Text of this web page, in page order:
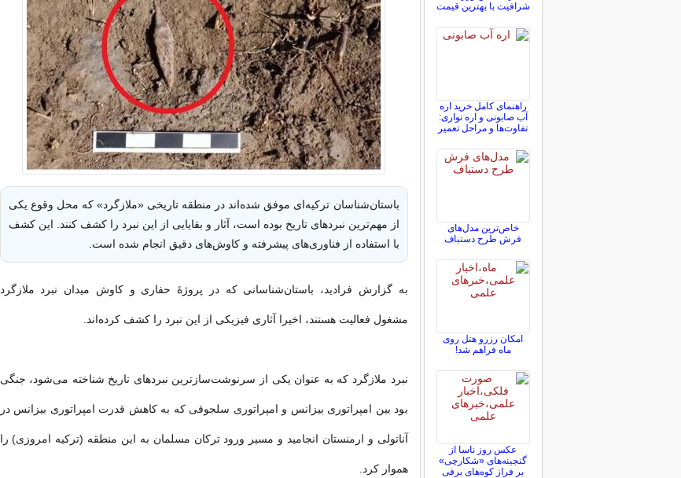
باستان‌شناسان ترکیه‌ای موفق شده‌اند در منطقه تاریخی «ملازگرد» که محل وقوع یکی
از مهم‌ترین نبردهای تاریخ بوده است، آثار و بقایایی از این نبرد را کشف کنند. این کشف
با استفاده از فناوری‌های پیشرفته و کاوش‌های دقیق انجام شده است.
به گزارش فرادید، باستان‌شناسانی که در پروژۀ حفاری و کاوش میدان نبرد ملازگرد
مشغول فعالیت هستند، اخیرا آثاری فیزیکی از این نبرد را کشف کرده‌اند.
نبرد ملازگرد که به عنوان یکی از سرنوشت‌سازترین نبردهای تاریخ شناخته می‌شود، جنگی
بود بین امپراتوری بیزانس و امپراتوری سلجوقی که به کاهش قدرت امپراتوری بیزانس در
آناتولی و ارمنستان انجامید و مسیر ورود ترکان مسلمان به این منطقه (ترکیه امروزی) را
هموار کرد.
شرافیت با بهترین قیمت
راهنمای کامل خرید اره
آب صابونی و اره نواری:
تفاوت‌ها و مراحل تعمیر
خاص‌ترین مدل‌های
فرش طرح دستباف
امکان رزرو هتل روی
ماه فراهم شد!
عکس روز ناسا از
گنجینه‌های «شکارچی»
بر فراز کوه‌های برفی